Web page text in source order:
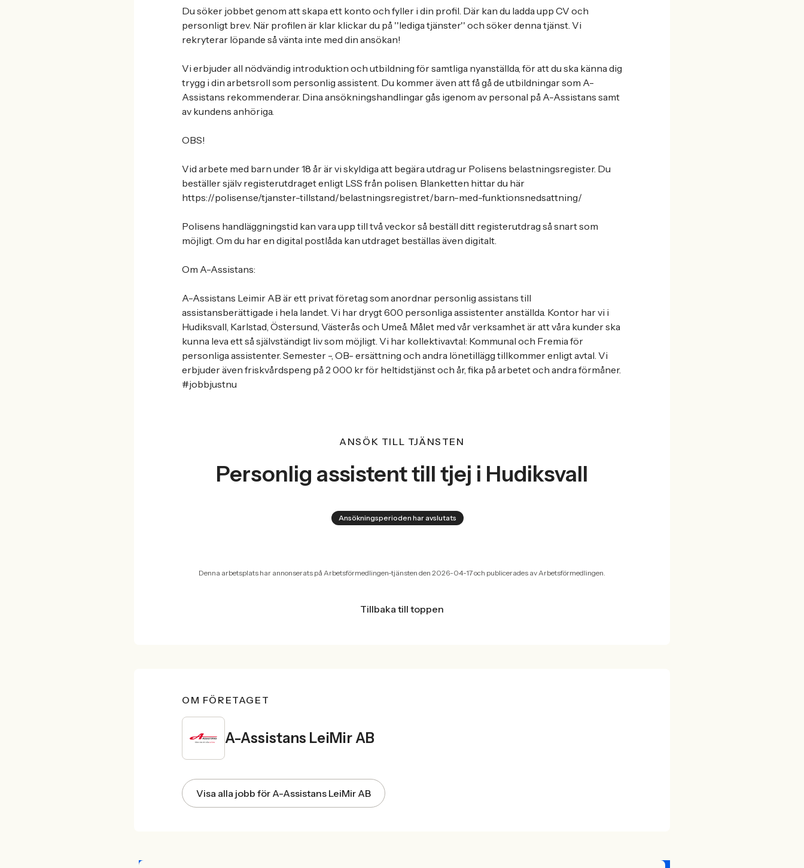
Du söker jobbet genom att skapa ett konto och fyller i din profil. Där kan du ladda upp CV och
personligt brev. När profilen är klar klickar du på ''lediga tjänster'' och söker denna tjänst. Vi
rekryterar löpande så vänta inte med din ansökan!
Vi erbjuder all nödvändig introduktion och utbildning för samtliga nyanställda, för att du ska känna dig
trygg i din arbetsroll som personlig assistent. Du kommer även att få gå de utbildningar som A-
Assistans rekommenderar. Dina ansökningshandlingar gås igenom av personal på A-Assistans samt
av kundens anhöriga.
OBS!
Vid arbete med barn under 18 år är vi skyldiga att begära utdrag ur Polisens belastningsregister. Du
beställer själv registerutdraget enligt LSS från polisen. Blanketten hittar du här
https://polisen.se/tjanster-tillstand/belastningsregistret/barn-med-funktionsnedsattning/
Polisens handläggningstid kan vara upp till två veckor så beställ ditt registerutdrag så snart som
möjligt. Om du har en digital postlåda kan utdraget beställas även digitalt.
Om A-Assistans:
A-Assistans Leimir AB är ett privat företag som anordnar personlig assistans till
assistansberättigade i hela landet. Vi har drygt 600 personliga assistenter anställda. Kontor har vi i
Hudiksvall, Karlstad, Östersund, Västerås och Umeå. Målet med vår verksamhet är att våra kunder ska
kunna leva ett så självständigt liv som möjligt. Vi har kollektivavtal: Kommunal och Fremia för
personliga assistenter. Semester -, OB- ersättning och andra lönetillägg tillkommer enligt avtal. Vi
erbjuder även friskvårdspeng på 2 000 kr för heltidstjänst och år, fika på arbetet och andra förmåner.
#jobbjustnu
ANSÖK TILL TJÄNSTEN
Personlig assistent till tjej i Hudiksvall
Ansökningsperioden har avslutats
Denna arbetsplats har annonserats på Arbetsförmedlingen-tjänsten den 2026-04-17 och publicerades av Arbetsförmedlingen.
Tillbaka till toppen
OM FÖRETAGET
A-Assistans LeiMir AB
Visa alla jobb för A-Assistans LeiMir AB